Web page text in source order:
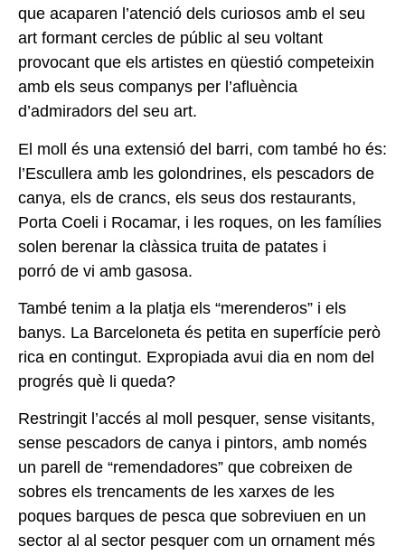
que acaparen l’atenció dels curiosos amb el seu
art formant cercles de públic al seu voltant
provocant que els artistes en qüestió competeixin
amb els seus companys per l’afluència
d’admiradors del seu art.
El moll és una extensió del barri, com també ho és:
l’Escullera amb les golondrines, els pescadors de
canya, els de crancs, els seus dos restaurants,
Porta Coeli i Rocamar, i les roques, on les famílies
solen berenar la clàssica truita de patates i
porró de vi amb gasosa.
També tenim a la platja els “merenderos” i els
banys. La Barceloneta és petita en superfície però
rica en contingut. Expropiada avui dia en nom del
progrés què li queda?
Restringit l’accés al moll pesquer, sense visitants,
sense pescadors de canya i pintors, amb només
un parell de “remendadores” que cobreixen de
sobres els trencaments de les xarxes de les
poques barques de pesca que sobreviuen en un
sector al al sector pesquer com un ornament més